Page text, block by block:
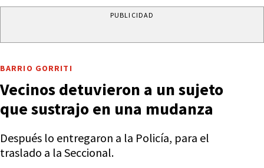
PUBLICIDAD
BARRIO GORRITI
Vecinos detuvieron a un sujeto
que sustrajo en una mudanza
Después lo entregaron a la Policía, para el
traslado a la Seccional.